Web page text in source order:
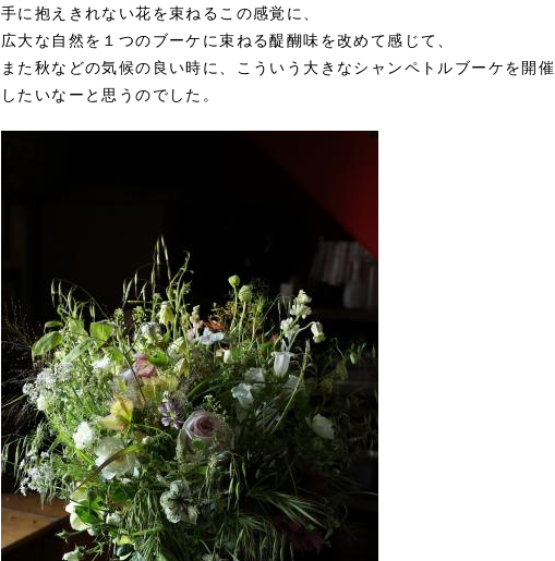
手に抱えきれない花を束ねるこの感覚に、
広大な自然を１つのブーケに束ねる醍醐味を改めて感じて、
また秋などの気候の良い時に、こういう大きなシャンペトルブーケを開催
したいなーと思うのでした。